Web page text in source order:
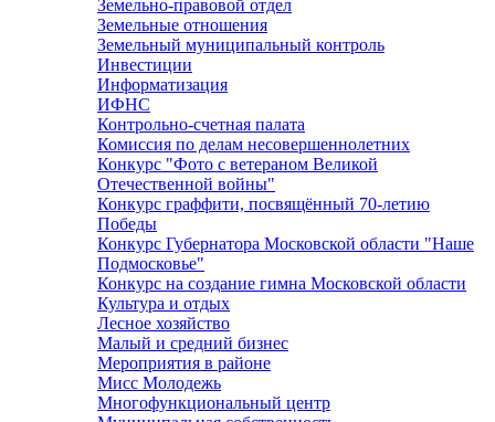
Земельно-правовой отдел
Земельные отношения
Земельный муниципальный контроль
Инвестиции
Информатизация
ИФНС
Контрольно-счетная палата
Комиссия по делам несовершеннолетних
Конкурс "Фото с ветераном Великой
Отечественной войны"
Конкурс граффити, посвящённый 70-летию
Победы
Конкурс Губернатора Московской области "Наше
Подмосковье"
Конкурс на создание гимна Московской области
Культура и отдых
Лесное хозяйство
Малый и средний бизнес
Мероприятия в районе
Мисс Молодежь
Многофункциональный центр